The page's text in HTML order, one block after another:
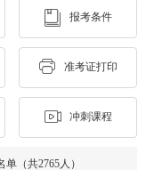
报考条件
准考证打印
冲刺课程
（共2765人）